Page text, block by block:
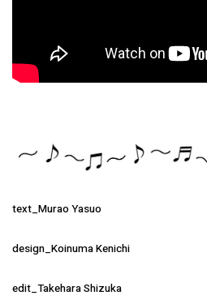
text_Murao Yasuo
design_Koinuma Kenichi
edit_Takehara Shizuka